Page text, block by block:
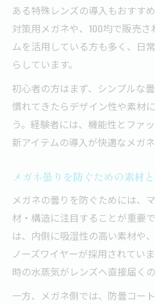
ある特殊レンズの導入もおすす
対策用メガネや、100均で販売
ムを活用している方も多く、日
らしています。
初心者の方はまず、シンプルな
慣れてきたらデザイン性や素材
う。経験者には、機能性とファ
新アイテムの導入が快適なメガ
メガネ曇りを防ぐための素材
メガネの曇りを防ぐためには、
材・構造に注目することが重要
は、内側に吸湿性の高い素材や
ノーズワイヤーが採用されてい
時の水蒸気がレンズへ直接届くの
一方、メガネ側では、防曇コー